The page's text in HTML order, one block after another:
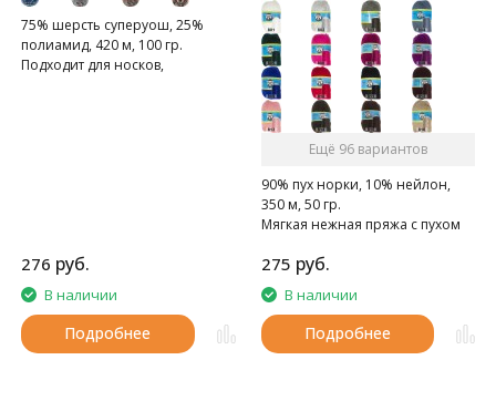
75% шерсть суперуош, 25%
полиамид, 420 м, 100 гр.
Подходит для носков,
276 руб.
В наличии
Подробнее
Ещё 96 вариантов
90% пух норки, 10% нейлон,
350 м, 50 гр.
Мягкая нежная пряжа с пухом
275 руб.
В наличии
Подробнее